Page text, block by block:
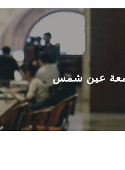
الرئيسيـة
عن الجامعة
القطاعـات
الشئون الأكاديمية
البحث العلمي
عين شمس